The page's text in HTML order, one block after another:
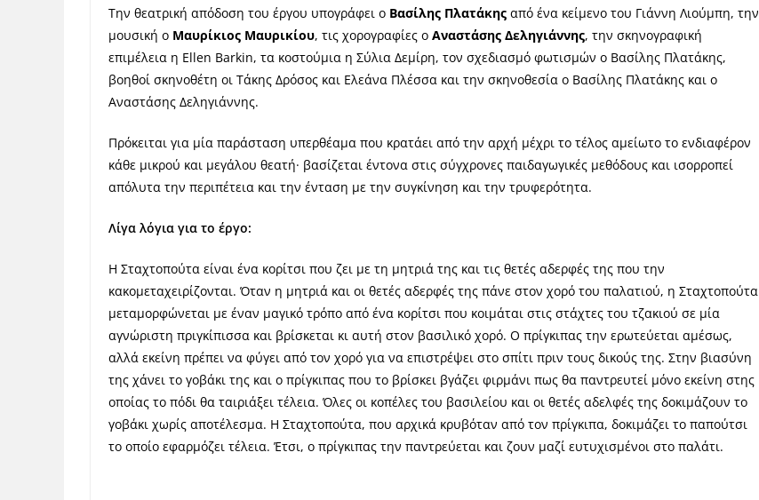
Την θεατρική απόδοση του έργου υπογράφει ο Βασίλης Πλατάκης από ένα κείμενο του Γιάννη Λιούμπη, την
μουσική ο Μαυρίκιος Μαυρικίου, τις χορογραφίες ο Αναστάσης Δεληγιάννης, την σκηνογραφική
επιμέλεια η Εllen Barkin, τα κοστούμια η Σύλια Δεμίρη, τον σχεδιασμό φωτισμών ο Βασίλης Πλατάκης,
βοηθοί σκηνοθέτη οι Τάκης Δρόσος και Ελεάνα Πλέσσα και την σκηνοθεσία ο Βασίλης Πλατάκης και ο
Αναστάσης Δεληγιάννης.
Πρόκειται για μία παράσταση υπερθέαμα που κρατάει από την αρχή μέχρι το τέλος αμείωτο το ενδιαφέρον
κάθε μικρού και μεγάλου θεατή· βασίζεται έντονα στις σύγχρονες παιδαγωγικές μεθόδους και ισορροπεί
απόλυτα την περιπέτεια και την ένταση με την συγκίνηση και την τρυφερότητα.
Λίγα λόγια για το έργο:
Η Σταχτοπούτα είναι ένα κορίτσι που ζει με τη μητριά της και τις θετές αδερφές της που την
κακομεταχειρίζονται. Όταν η μητριά και οι θετές αδερφές της πάνε στον χορό του παλατιού, η Σταχτοπούτα
μεταμορφώνεται με έναν μαγικό τρόπο από ένα κορίτσι που κοιμάται στις στάχτες του τζακιού σε μία
αγνώριστη πριγκίπισσα και βρίσκεται κι αυτή στον βασιλικό χορό. Ο πρίγκιπας την ερωτεύεται αμέσως,
αλλά εκείνη πρέπει να φύγει από τον χορό για να επιστρέψει στο σπίτι πριν τους δικούς της. Στην βιασύνη
της χάνει το γοβάκι της και ο πρίγκιπας που το βρίσκει βγάζει φιρμάνι πως θα παντρευτεί μόνο εκείνη στης
οποίας το πόδι θα ταιριάξει τέλεια. Όλες οι κοπέλες του βασιλείου και οι θετές αδελφές της δοκιμάζουν το
γοβάκι χωρίς αποτέλεσμα. Η Σταχτοπούτα, που αρχικά κρυβόταν από τον πρίγκιπα, δοκιμάζει το παπούτσι
το οποίο εφαρμόζει τέλεια. Έτσι, ο πρίγκιπας την παντρεύεται και ζουν μαζί ευτυχισμένοι στο παλάτι.